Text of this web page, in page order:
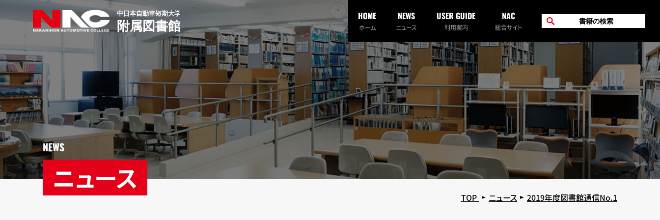
HOME
ホーム
NEWS
ニュース
USER GUIDE
利用案内
NAC
総合サイト
NEWS
ニュース
TOP ニュース 2019年度図書館通信No.1